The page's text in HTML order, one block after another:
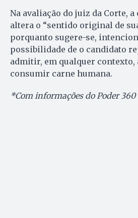
Na avaliação do juiz da Corte,
altera o “sentido original de
porquanto sugere-se,
possibilidade de o candidato
admitir, em qualquer contexto,
consumir carne humana.
*Com informações do Poder 360